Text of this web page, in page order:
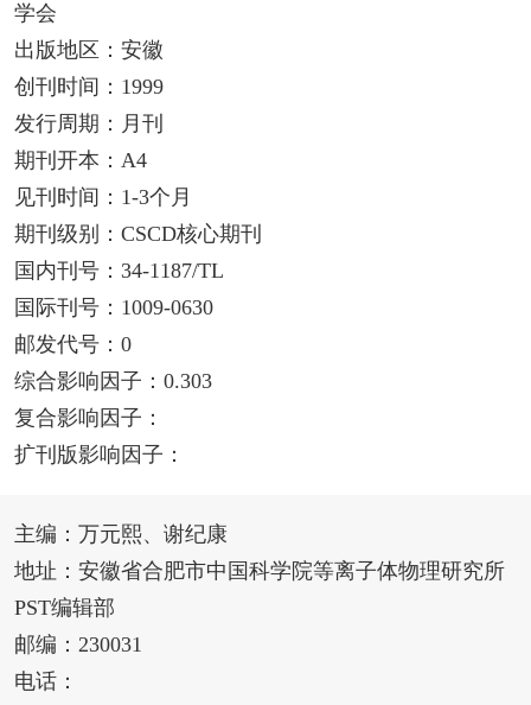
学会
出版地区：安徽
创刊时间：1999
发行周期：月刊
期刊开本：A4
见刊时间：1-3个月
期刊级别：CSCD核心期刊
国内刊号：34-1187/TL
国际刊号：1009-0630
邮发代号：0
综合影响因子：0.303
复合影响因子：
扩刊版影响因子：
主编：万元熙、谢纪康
地址：安徽省合肥市中国科学院等离子体物理研究所
PST编辑部
邮编：230031
电话：